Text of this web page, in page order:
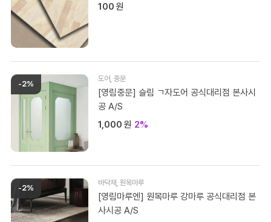
100 원
-2%
도어 ,중문
[영림중문] 슬림 ㄱ자도어 공식대리점 본사시
공 A/S
1,000 원 2%
-2%
바닥재 ,원목마루
[영림마루엔] 원목마루 강마루 공식대리점 본
사시공 A/S